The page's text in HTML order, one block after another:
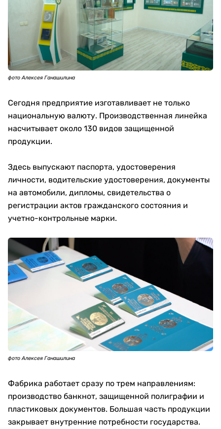
фото Алексея Ганашилина
Сегодня предприятие изготавливает не только
национальную валюту. Производственная линейка
насчитывает около 130 видов защищенной
продукции.
Здесь выпускают паспорта, удостоверения
личности, водительские удостоверения, документы
на автомобили, дипломы, свидетельства о
регистрации актов гражданского состояния и
учетно-контрольные марки.
фото Алексея Ганашилина
Фабрика работает сразу по трем направлениям:
производство банкнот, защищенной полиграфии и
пластиковых документов. Большая часть продукции
закрывает внутренние потребности государства.